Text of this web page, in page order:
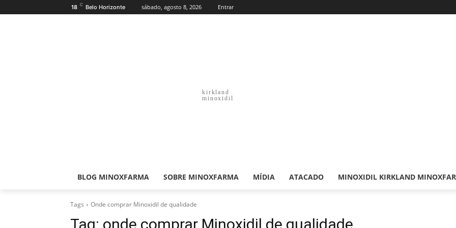
18 C Belo Horizonte sábado, agosto 8, 2026 Entrar
kirkland
minoxidil
BLOG MINOXFARMA SOBRE MINOXFARMA MÍDIA ATACADO MINOXIDIL KIRKLAND
Tags Onde comprar Minoxidil de qualidade
Tag: onde comprar Minoxidil de qualidade